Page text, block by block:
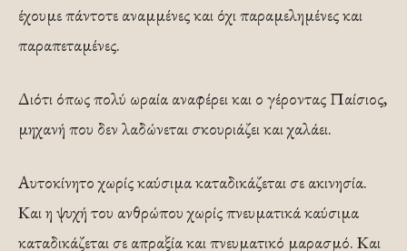
έχουμε πάντοτε αναμμένες και όχι παραμελημένες και
παραπεταμένες.
Διότι όπως πολύ ωραία αναφέρει και ο γέροντας Παίσιος,
μηχανή που δεν λαδώνεται σκουριάζει και χαλάει.
Αυτοκίνητο χωρίς καύσιμα καταδικάζεται σε ακινησία.
Και η ψυχή του ανθρώπου χωρίς πνευματικά καύσιμα
καταδικάζεται σε απραξία και πνευματικό μαρασμό. Και